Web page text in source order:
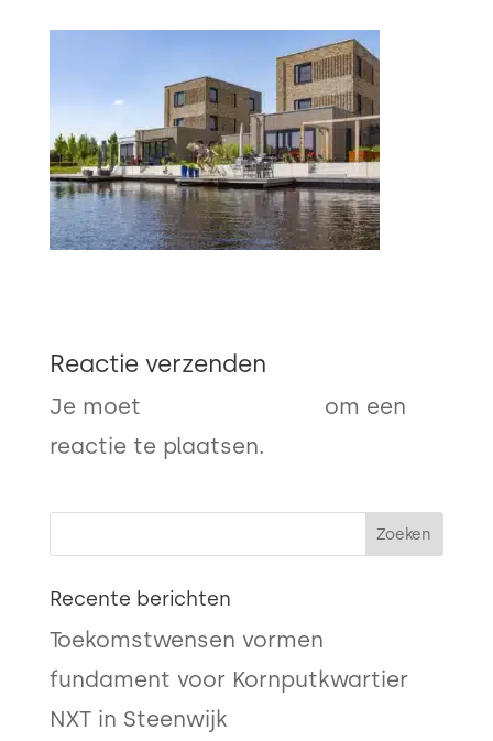
Reactie verzenden
Je moet
om een
reactie te plaatsen.
Recente berichten
Toekomstwensen vormen
fundament voor Kornputkwartier
NXT in Steenwijk